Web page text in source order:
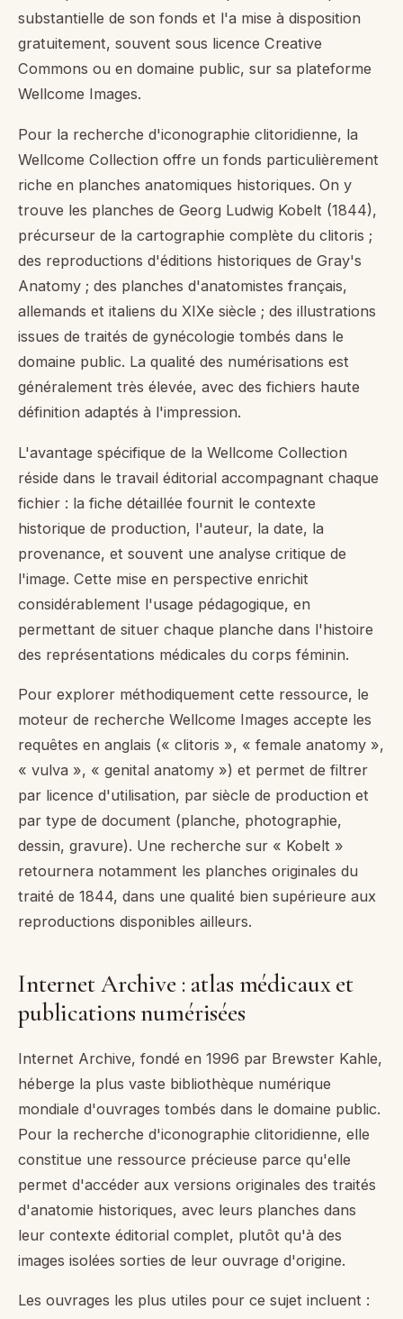
substantielle de son fonds et l'a mise à disposition
gratuitement, souvent sous licence Creative
Commons ou en domaine public, sur sa plateforme
Wellcome Images.
Pour la recherche d'iconographie clitoridienne, la
Wellcome Collection offre un fonds particulièrement
riche en planches anatomiques historiques. On y
trouve les planches de Georg Ludwig Kobelt (1844),
précurseur de la cartographie complète du clitoris ;
des reproductions d'éditions historiques de Gray's
Anatomy ; des planches d'anatomistes français,
allemands et italiens du XIXe siècle ; des illustrations
issues de traités de gynécologie tombés dans le
domaine public. La qualité des numérisations est
généralement très élevée, avec des fichiers haute
définition adaptés à l'impression.
L'avantage spécifique de la Wellcome Collection
réside dans le travail éditorial accompagnant chaque
fichier : la fiche détaillée fournit le contexte
historique de production, l'auteur, la date, la
provenance, et souvent une analyse critique de
l'image. Cette mise en perspective enrichit
considérablement l'usage pédagogique, en
permettant de situer chaque planche dans l'histoire
des représentations médicales du corps féminin.
Pour explorer méthodiquement cette ressource, le
moteur de recherche Wellcome Images accepte les
requêtes en anglais (« clitoris », « female anatomy »,
« vulva », « genital anatomy ») et permet de filtrer
par licence d'utilisation, par siècle de production et
par type de document (planche, photographie,
dessin, gravure). Une recherche sur « Kobelt »
retournera notamment les planches originales du
traité de 1844, dans une qualité bien supérieure aux
reproductions disponibles ailleurs.
Internet Archive : atlas médicaux et
publications numérisées
Internet Archive, fondé en 1996 par Brewster Kahle,
héberge la plus vaste bibliothèque numérique
mondiale d'ouvrages tombés dans le domaine public.
Pour la recherche d'iconographie clitoridienne, elle
constitue une ressource précieuse parce qu'elle
permet d'accéder aux versions originales des traités
d'anatomie historiques, avec leurs planches dans
leur contexte éditorial complet, plutôt qu'à des
images isolées sorties de leur ouvrage d'origine.
Les ouvrages les plus utiles pour ce sujet incluent :